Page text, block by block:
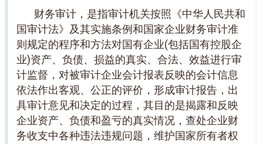
财务审计，是指审计机关按照《中华人民共和
国审计法》及其实施条例和国家企业财务审计准
则规定的程序和方法对国有企业(包括国有控股企
业)资产、负债、损益的真实、合法、效益进行审
计监督，对被审计企业会计报表反映的会计信息
依法作出客观、公正的评价，形成审计报告，出
具审计意见和决定的过程，其目的是揭露和反映
企业资产、负债和盈亏的真实情况，查处企业财
务收支中各种违法违规问题，维护国家所有者权